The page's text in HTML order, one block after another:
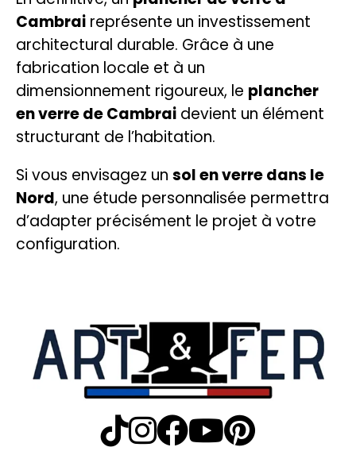
Cambrai représente un investissement
architectural durable. Grâce à une
fabrication locale et à un
dimensionnement rigoureux, le plancher
en verre de Cambrai devient un élément
structurant de l’habitation.
Si vous envisagez un sol en verre dans le
Nord, une étude personnalisée permettra
d’adapter précisément le projet à votre
configuration.